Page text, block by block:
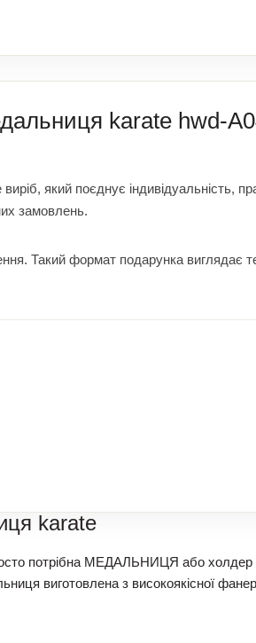
karate hwd-
який поєднує індивідуальність,
замовлень.
Такий формат подарунка виглядає
karate
потрібна МЕДАЛЬНИЦЯ або
виготовлена з високоякісної